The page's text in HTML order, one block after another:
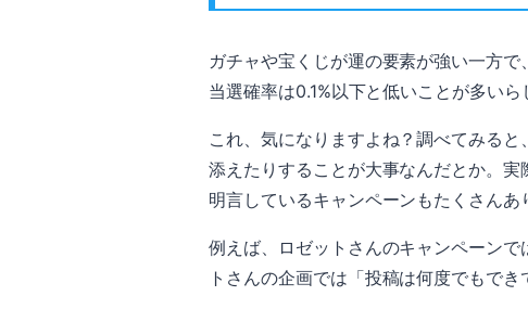
ガチャや宝くじが運の要素が強い一方
当選確率は0.1%以下と低いことが多い
これ、気になりますよね？調べてみる
添えたりすることが大事なんだとか。
明言しているキャンペーンもたくさんあ
例えば、ロゼットさんのキャンペーン
トさんの企画では「投稿は何度でもで